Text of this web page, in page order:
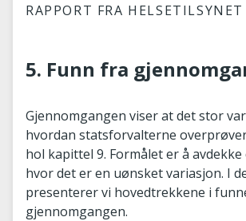
RAPPORT FRA HELSETILSYNET
5. Funn fra
Gjennomgangen viser at det stor
hvordan statsforvalterne
hol kapittel 9. Formålet er å
hvor det er en uønsket variasjon. I
presenterer vi hovedtrekkene i
gjennomgangen.